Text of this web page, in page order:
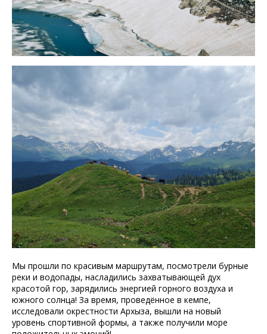
Мы прошли по красивым маршрутам, посмотрели бурные
реки и водопады, насладились захватывающей дух
красотой гор, зарядились энергией горного воздуха и
южного солнца! За время, проведённое в кемпе,
исследовали окрестности Архыза, вышли на новый
уровень спортивной формы, а также получили море